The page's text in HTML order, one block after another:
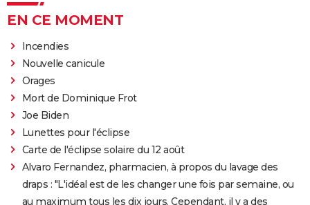
EN CE MOMENT
Incendies
Nouvelle canicule
Orages
Mort de Dominique Frot
Joe Biden
Lunettes pour l'éclipse
Carte de l'éclipse solaire du 12 août
Alvaro Fernandez, pharmacien, à propos du lavage des
draps : "L'idéal est de les changer une fois par semaine, ou
au maximum tous les dix jours. Cependant, il y a des